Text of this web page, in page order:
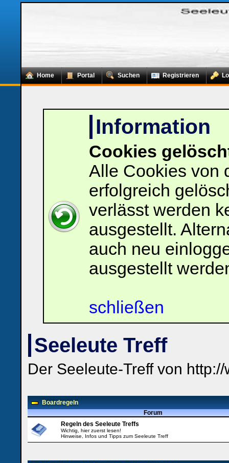
Home Portal Suchen Registrieren
Loginbox
bitte
in
nachfolgenden
Felder
Benutzernamen
und
Kennwort
Dich
einzuloggen.
automatisch einloggen.
Ich habe mein Passwort
vergessen
Information
Cookies
Alle Cookies von
erfolgreich
verlässt werden
ausgestellt.
auch neu
ausgestellt
schließen
Seeleute Treff
Der Seeleute-Treff von
Boardregeln
Forum
Regeln des Seeleute Treffs
Wichtig, hier zuerst lesen!
Hinweise, Infos und Tipps zum Seeleute Treff